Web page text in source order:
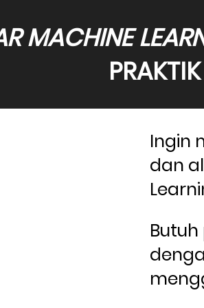
MACHINE
PRAKTIK
Ingin
dan